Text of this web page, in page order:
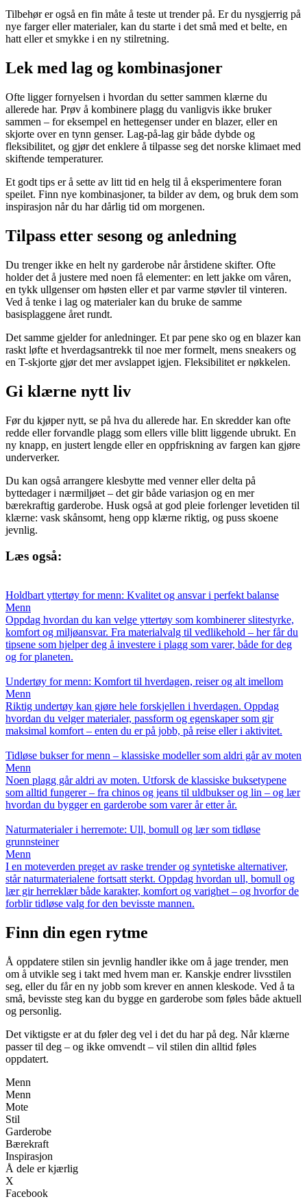
Tilbehør er også en fin måte å teste ut trender på. Er du nysgjerrig på
nye farger eller materialer, kan du starte i det små med et belte, en
hatt eller et smykke i en ny stilretning.
Lek med lag og kombinasjoner
Ofte ligger fornyelsen i hvordan du setter sammen klærne du
allerede har. Prøv å kombinere plagg du vanligvis ikke bruker
sammen – for eksempel en hettegenser under en blazer, eller en
skjorte over en tynn genser. Lag-på-lag gir både dybde og
fleksibilitet, og gjør det enklere å tilpasse seg det norske klimaet med
skiftende temperaturer.
Et godt tips er å sette av litt tid en helg til å eksperimentere foran
speilet. Finn nye kombinasjoner, ta bilder av dem, og bruk dem som
inspirasjon når du har dårlig tid om morgenen.
Tilpass etter sesong og anledning
Du trenger ikke en helt ny garderobe når årstidene skifter. Ofte
holder det å justere med noen få elementer: en lett jakke om våren,
en tykk ullgenser om høsten eller et par varme støvler til vinteren.
Ved å tenke i lag og materialer kan du bruke de samme
basisplaggene året rundt.
Det samme gjelder for anledninger. Et par pene sko og en blazer kan
raskt løfte et hverdagsantrekk til noe mer formelt, mens sneakers og
en T-skjorte gjør det mer avslappet igjen. Fleksibilitet er nøkkelen.
Gi klærne nytt liv
Før du kjøper nytt, se på hva du allerede har. En skredder kan ofte
redde eller forvandle plagg som ellers ville blitt liggende ubrukt. En
ny knapp, en justert lengde eller en oppfriskning av fargen kan gjøre
underverker.
Du kan også arrangere klesbytte med venner eller delta på
byttedager i nærmiljøet – det gir både variasjon og en mer
bærekraftig garderobe. Husk også at god pleie forlenger levetiden til
klærne: vask skånsomt, heng opp klærne riktig, og puss skoene
jevnlig.
Læs også:
Holdbart yttertøy for menn: Kvalitet og ansvar i perfekt balanse
Menn
Oppdag hvordan du kan velge yttertøy som kombinerer slitestyrke,
komfort og miljøansvar. Fra materialvalg til vedlikehold – her får du
tipsene som hjelper deg å investere i plagg som varer, både for deg
og for planeten.
Undertøy for menn: Komfort til hverdagen, reiser og alt imellom
Menn
Riktig undertøy kan gjøre hele forskjellen i hverdagen. Oppdag
hvordan du velger materialer, passform og egenskaper som gir
maksimal komfort – enten du er på jobb, på reise eller i aktivitet.
Tidløse bukser for menn – klassiske modeller som aldri går av moten
Menn
Noen plagg går aldri av moten. Utforsk de klassiske buksetypene
som alltid fungerer – fra chinos og jeans til uldbukser og lin – og lær
hvordan du bygger en garderobe som varer år etter år.
Naturmaterialer i herremote: Ull, bomull og lær som tidløse
grunnsteiner
Menn
I en moteverden preget av raske trender og syntetiske alternativer,
står naturmaterialene fortsatt sterkt. Oppdag hvordan ull, bomull og
lær gir herreklær både karakter, komfort og varighet – og hvorfor de
forblir tidløse valg for den bevisste mannen.
Finn din egen rytme
Å oppdatere stilen sin jevnlig handler ikke om å jage trender, men
om å utvikle seg i takt med hvem man er. Kanskje endrer livsstilen
seg, eller du får en ny jobb som krever en annen kleskode. Ved å ta
små, bevisste steg kan du bygge en garderobe som føles både aktuell
og personlig.
Det viktigste er at du føler deg vel i det du har på deg. Når klærne
passer til deg – og ikke omvendt – vil stilen din alltid føles
oppdatert.
Menn
Menn
Mote
Stil
Garderobe
Bærekraft
Inspirasjon
Å dele er kjærlig
X
Facebook